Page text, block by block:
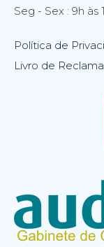
Seg - Sex : 9h às
Política de
Livro de